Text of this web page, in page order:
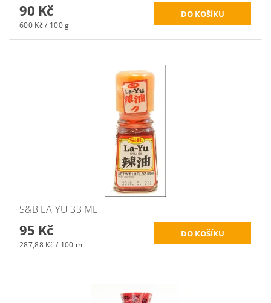
90 Kč
600 Kč / 100 g
S&B LA-YU 33 ML
95 Kč
287,88 Kč / 100 ml